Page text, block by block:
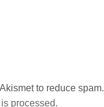
to reduce spam.
processed.